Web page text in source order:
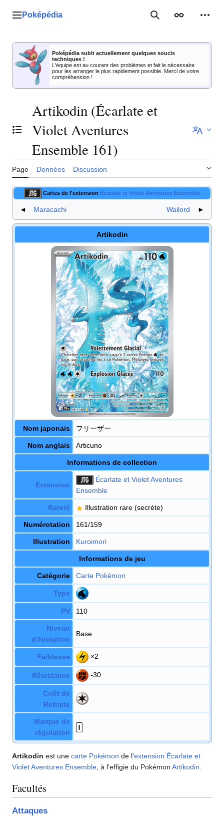
Menu principal
Poképédia RechercherApparence
Poképédia subit actuellement quelques soucis
techniques !
L'équipe est au courant des problèmes et fait le nécessaire
pour les arranger le plus rapidement possible. Merci de votre
compréhension !
Basculer la table des matières
Artikodin (Écarlate et
Violet Aventures
Ensemble 161)
Page Données Discussion
Cartes de l'extension Écarlate et Violet Aventures Ensemble
◄ Maracachi Wailord ►
Artikodin
Nom japonais フリーザー
Nom anglais Articuno
Informations de collection
Extension
Écarlate et Violet Aventures
Ensemble
Rareté Illustration rare (secrète)
Numérotation 161/159
Illustration Kuroimori
Informations de jeu
Catégorie Carte Pokémon
Type
PV 110
Niveau
d'évolution
Base
Faiblesse ×2
Résistance -30
Coût de
Retraite
Marque de
régulation
Artikodin est une carte Pokémon de l'extension Écarlate et
Violet Aventures Ensemble , à l'effigie du Pokémon Artikodin
Facultés
Attaques